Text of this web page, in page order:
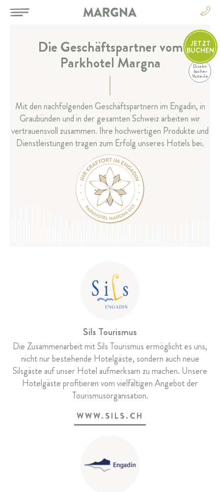
EN
FR
IT
HOTEL
ZIMMER & SUITEN
RESTAURANT & BAR
SPA & SPORT
FEIERN & TAGEN
Parkhotel Margna
Via da Baselgia 27
7515 Sils-Baselgia
Einfo@margna.ch
JETZT
BUCHEN
Direkt-
bucher
Vorteile
Die Geschäftspartner vom
Parkhotel Margna
Mit den nachfolgenden Geschäftspartnern im Engadin, in
Graubünden und in der gesamten Schweiz arbeiten wir
vertrauensvoll zusammen. Ihre hochwertigen Produkte und
Dienstleistungen tragen zum Erfolg unseres Hotels bei.
Sils Tourismus
Die Zusammenarbeit mit Sils Tourismus ermöglicht es uns,
nicht nur bestehende Hotelgäste, sondern auch neue
Silsgäste auf unser Hotel aufmerksam zu machen. Unsere
Hotelgäste profitieren vom vielfältigen Angebot der
Tourismusorganisation.
WWW.SILS.CH